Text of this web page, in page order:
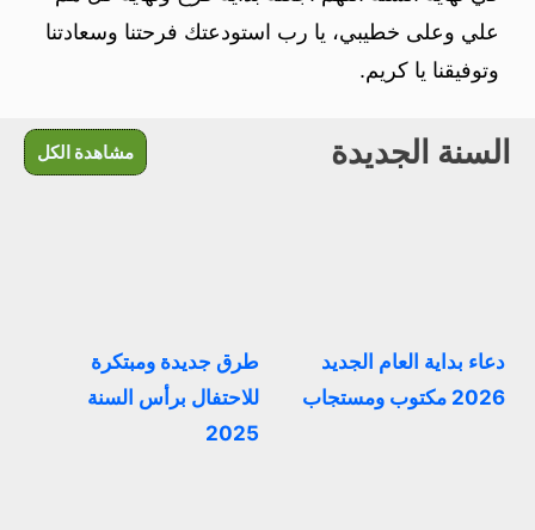
علي وعلى خطيبي، يا رب استودعتك فرحتنا وسعادتنا
وتوفيقنا يا كريم.
السنة الجديدة مشاهدة الكل
دعاء بداية العام الجديد
2026 مكتوب ومستجاب
طرق جديدة ومبتكرة
للاحتفال برأس السنة
2025